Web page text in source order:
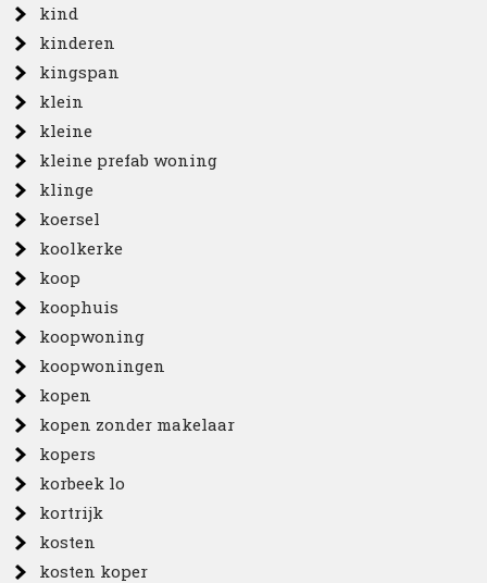
kind
kinderen
kingspan
klein
kleine
kleine prefab woning
klinge
koersel
koolkerke
koop
koophuis
koopwoning
koopwoningen
kopen
kopen zonder makelaar
kopers
korbeek lo
kortrijk
kosten
kosten koper